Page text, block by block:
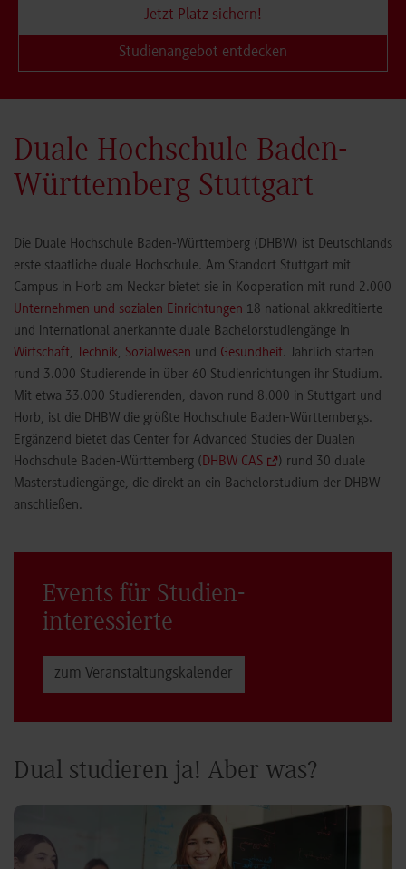
Jetzt Platz sichern!
Studienangebot entdecken
Duale Hochschule Baden-
Württemberg Stuttgart
Die Duale Hochschule Baden-Württemberg (DHBW) ist Deutschlands
erste staatliche duale Hochschule. Am Standort Stuttgart mit
Campus in Horb am Neckar bietet sie in Kooperation mit rund 2.000
Unternehmen und sozialen Einrichtungen 18 national akkreditierte
und international anerkannte duale Bachelorstudiengänge in
Wirtschaft, Technik, Sozialwesen und Gesundheit. Jährlich starten
rund 3.000 Studierende in über 60 Studienrichtungen ihr Studium.
Mit etwa 33.000 Studierenden, davon rund 8.000 in Stuttgart und
Horb, ist die DHBW die größte Hochschule Baden-Württembergs.
Ergänzend bietet das Center for Advanced Studies der Dualen
Hochschule Baden-Württemberg (DHBW CAS
) rund 30 duale
Masterstudiengänge, die direkt an ein Bachelorstudium der DHBW
anschließen.
Events für Studien­
interessierte
zum Veranstaltungs­kalender
Dual studieren ja! Aber was?